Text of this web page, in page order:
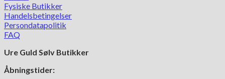
Fysiske Butikker
Handelsbetingelser
Persondatapolitik
FAQ
Ure Guld Sølv Butikker
Åbningstider: